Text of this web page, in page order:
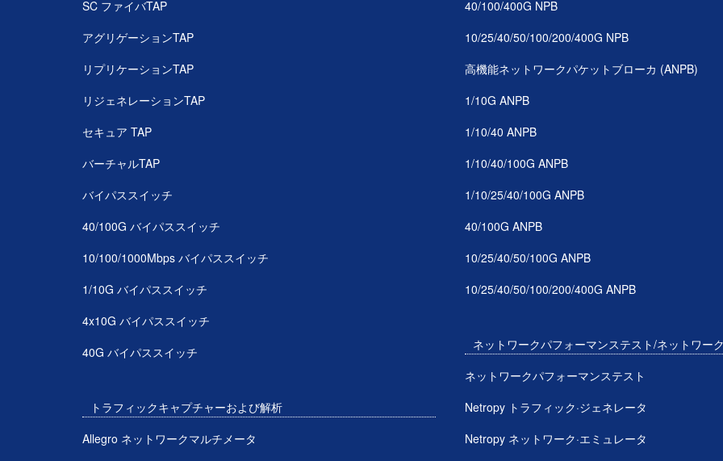
SC ファイバTAP
アグリゲーションTAP
リプリケーションTAP
リジェネレーションTAP
セキュア TAP
バーチャルTAP
バイパススイッチ
40/100G バイパススイッチ
10/100/1000Mbps バイパススイッチ
1/10G バイパススイッチ
4x10G バイパススイッチ
40G バイパススイッチ
トラフィックキャプチャーおよび解析
Allegro ネットワークマルチメータ
40/100/400G NPB
10/25/40/50/100/200/400G NPB
高機能ネットワークパケットブローカ (ANPB)
1/10G ANPB
1/10/40 ANPB
1/10/40/100G ANPB
1/10/25/40/100G ANPB
40/100G ANPB
10/25/40/50/100G ANPB
10/25/40/50/100/200/400G ANPB
ネットワークパフォーマンステスト/ネットワー
ネットワークパフォーマンステスト
Netropy トラフィック·ジェネレータ
Netropy ネットワーク·エミュレータ